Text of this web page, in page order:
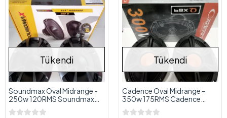
Tükendi
Soundmax Oval Midrange -
250w 120RMS Soundmax
SX-M69K Midrange
Tükendi
Cadence Oval Midrange –
350w 175RMS Cadence
Tweeterli Oval Midrange